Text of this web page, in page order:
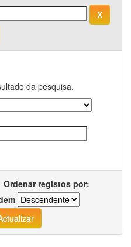
da pesquisa.
Ordenar registos por: